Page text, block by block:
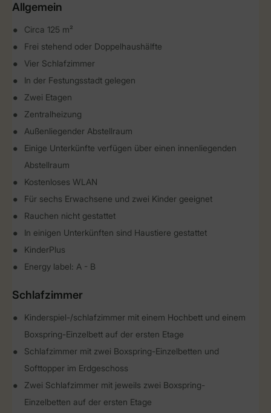
Allgemein
Circa 125 m²
Frei stehend oder Doppelhaushälfte
Vier Schlafzimmer
In der Festungsstadt gelegen
Zwei Etagen
Zentralheizung
Außenliegender Abstellraum
Einige Unterkünfte verfügen über einen innenliegenden
Abstellraum
Kostenloses WLAN
Für sechs Erwachsene und zwei Kinder geeignet
Rauchen nicht gestattet
In einigen Unterkünften sind Haustiere gestattet
KinderPlus
Energy label: A - B
Schlafzimmer
Kinderspiel-/schlafzimmer mit einem Hochbett und einem
Boxspring-Einzelbett auf der ersten Etage
Schlafzimmer mit zwei Boxspring-Einzelbetten und
Softtopper im Erdgeschoss
Zwei Schlafzimmer mit jeweils zwei Boxspring-
Einzelbetten auf der ersten Etage